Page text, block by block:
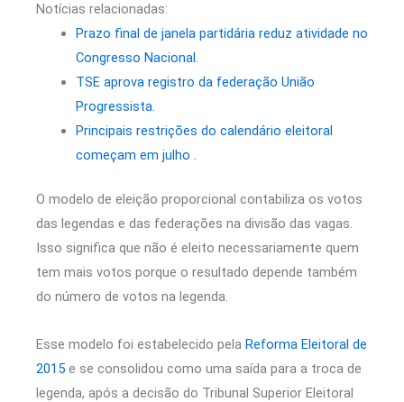
Notícias relacionadas:
Prazo final de janela partidária reduz atividade no
Congresso Nacional.
TSE aprova registro da federação União
Progressista.
Principais restrições do calendário eleitoral
começam em julho .
O modelo de eleição proporcional contabiliza os votos
das legendas e das federações na divisão das vagas.
Isso significa que não é eleito necessariamente quem
tem mais votos porque o resultado depende também
do número de votos na legenda.
Esse modelo foi estabelecido pela Reforma Eleitoral de
2015 e se consolidou como uma saída para a troca de
legenda, após a decisão do Tribunal Superior Eleitoral